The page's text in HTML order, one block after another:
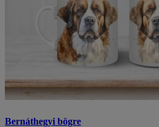
Bernáthegyi bögre